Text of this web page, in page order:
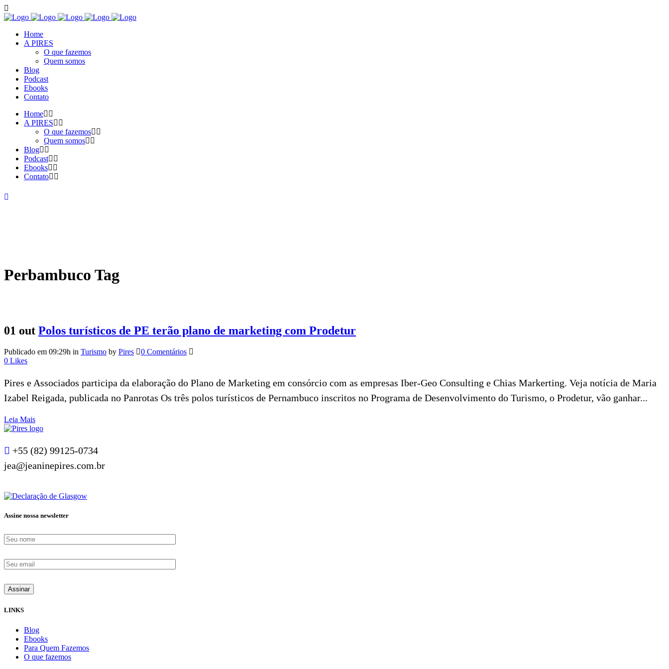
Home
A PIRES
O que fazemos
Quem somos
Blog
Podcast
Ebooks
Contato
Home
A PIRES
O que fazemos
Quem somos
Blog
Podcast
Ebooks
Contato
Perbambuco Tag
01 out Polos turísticos de PE terão plano de marketing com Prodetur
Publicado em 09:29h in Turismo by Pires
0 Comentários
0 Likes
Pires e Associados participa da elaboração do Plano de Marketing em consórcio com as empresas Iber-Geo Consulting e Chias Markerting. Veja notícia de Maria
Izabel Reigada, publicada no Panrotas Os três polos turísticos de Pernambuco inscritos no Programa de Desenvolvimento do Turismo, o Prodetur, vão ganhar...
Leia Mais
+55 (82) 99125-0734
jea@jeaninepires.com.br
Assine nossa newsletter
LINKS
Blog
Ebooks
Para Quem Fazemos
O que fazemos